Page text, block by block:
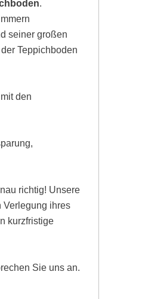
.
seiner großen
Teppichboden
den
richtig! Unsere
Verlegung ihres
kurzfristige
Sie uns an.